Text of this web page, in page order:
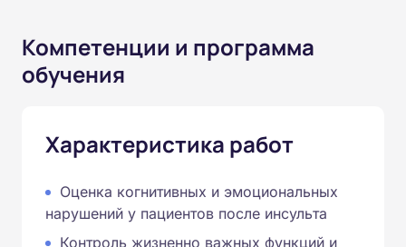
Компетенции и программа
обучения
Характеристика работ
Оценка когнитивных и эмоциональных
нарушений у пациентов после инсульта
Контроль жизненно важных функций и